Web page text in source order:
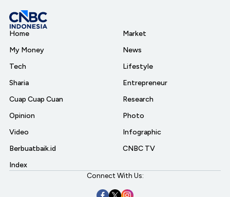
Home
My Money
Tech
Sharia
Cuap Cuap Cuan
Opinion
Video
Berbuatbaik.id
Index
Market
News
Lifestyle
Entrepreneur
Research
Photo
Infographic
CNBC TV
Connect With Us: